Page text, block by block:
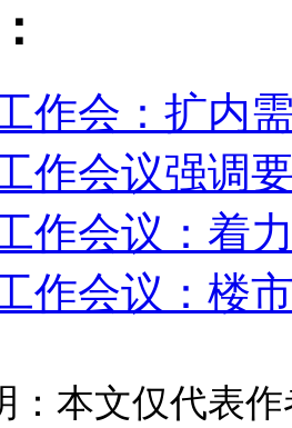
作会：扩内
作会议强调
作会议：着
作会议：楼
：本文仅代表